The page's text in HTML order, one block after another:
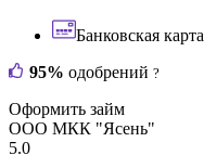
Банковская карта
95% одобрений ?
Оформить займ
ООО МКК "Ясень"
5.0